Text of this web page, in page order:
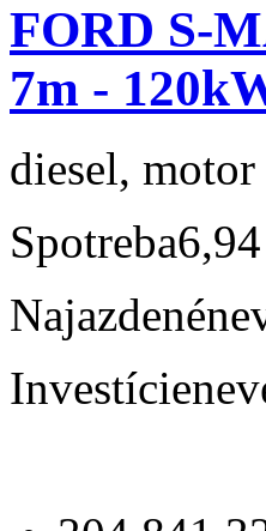
FORD S-
7m -
diesel,
Spotreba
Najazdené
Investície